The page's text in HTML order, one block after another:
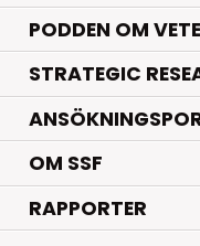
PODDEN OM
STRATEGIC
OM SSF
RAPPORTER